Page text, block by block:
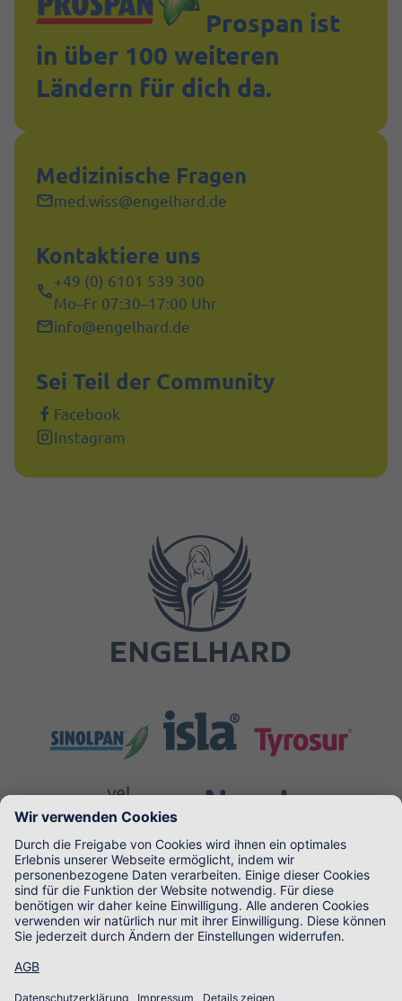
Prospan ist
in über 100 weiteren
Ländern für dich da.
Medizinische Fragen
med.wiss@engelhard.de
Kontaktiere uns
+49 (0) 6101 539 300
Mo–Fr 07:30–17:00 Uhr
info@engelhard.de
Sei Teil der Community
Facebook
Instagram